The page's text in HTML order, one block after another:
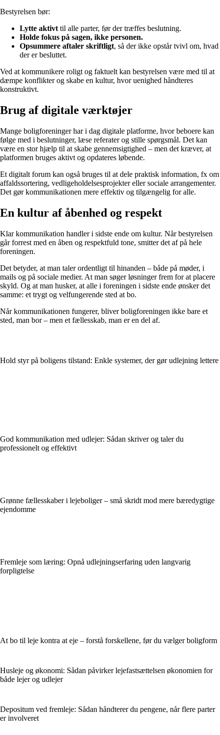
Bestyrelsen bør:
Lytte aktivt til alle parter, før der træffes beslutning.
Holde fokus på sagen, ikke personen.
Opsummere aftaler skriftligt, så der ikke opstår tvivl om, hvad
der er besluttet.
Ved at kommunikere roligt og faktuelt kan bestyrelsen være med til at
dæmpe konflikter og skabe en kultur, hvor uenighed håndteres
konstruktivt.
Brug af digitale værktøjer
Mange boligforeninger har i dag digitale platforme, hvor beboere kan
følge med i beslutninger, læse referater og stille spørgsmål. Det kan
være en stor hjælp til at skabe gennemsigtighed – men det kræver, at
platformen bruges aktivt og opdateres løbende.
Et digitalt forum kan også bruges til at dele praktisk information, fx om
affaldssortering, vedligeholdelsesprojekter eller sociale arrangementer.
Det gør kommunikationen mere effektiv og tilgængelig for alle.
En kultur af åbenhed og respekt
Klar kommunikation handler i sidste ende om kultur. Når bestyrelsen
går forrest med en åben og respektfuld tone, smitter det af på hele
foreningen.
Det betyder, at man taler ordentligt til hinanden – både på møder, i
mails og på sociale medier. At man søger løsninger frem for at placere
skyld. Og at man husker, at alle i foreningen i sidste ende ønsker det
samme: et trygt og velfungerende sted at bo.
Når kommunikationen fungerer, bliver boligforeningen ikke bare et
sted, man bor – men et fællesskab, man er en del af.
Hold styr på boligens tilstand: Enkle systemer, der gør udlejning lettere
God kommunikation med udlejer: Sådan skriver og taler du
professionelt og effektivt
Grønne fællesskaber i lejeboliger – små skridt mod mere bæredygtige
ejendomme
Fremleje som læring: Opnå udlejningserfaring uden langvarig
forpligtelse
At bo til leje kontra at eje – forstå forskellene, før du vælger boligform
Husleje og økonomi: Sådan påvirker lejefastsættelsen økonomien for
både lejer og udlejer
Depositum ved fremleje: Sådan håndterer du pengene, når flere parter
er involveret